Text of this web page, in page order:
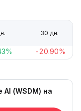
30 дн.
-20.90%
(WSDM) на